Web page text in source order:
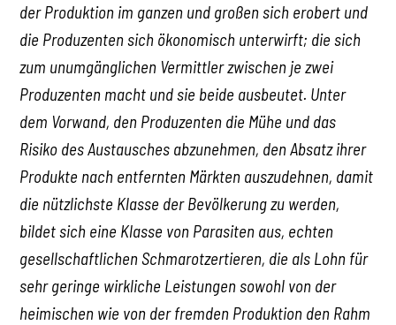
der Produktion im ganzen und großen sich erobert und
die Produzenten sich ökonomisch unterwirft; die sich
zum unumgänglichen Vermittler zwischen je zwei
Produzenten macht und sie beide ausbeutet. Unter
dem Vorwand, den Produzenten die Mühe und das
Risiko des Austausches abzunehmen, den Absatz ihrer
Produkte nach entfernten Märkten auszudehnen, damit
die nützlichste Klasse der Bevölkerung zu werden,
bildet sich eine Klasse von Parasiten aus, echten
gesellschaftlichen Schmarotzertieren, die als Lohn für
sehr geringe wirkliche Leistungen sowohl von der
heimischen wie von der fremden Produktion den Rahm